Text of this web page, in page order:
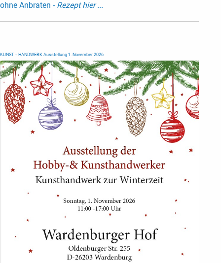
ohne Anbraten - Rezept hier ...
KUNST + HANDWERK Ausstellung 1. November 2026